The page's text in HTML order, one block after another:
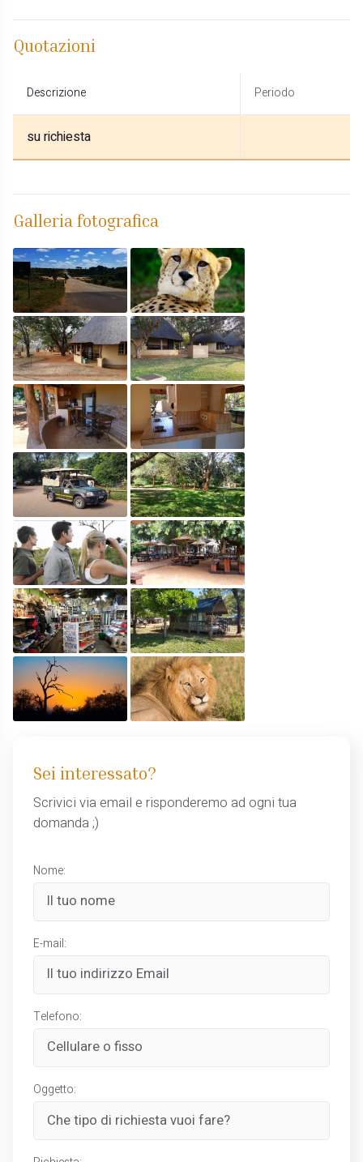
Quotazioni
Descrizione Periodo
su richiesta
Galleria fotografica
Sei interessato?
Scrivici via email e risponderemo ad ogni tua
domanda ;)
Nome:
E-mail:
Telefono:
Oggetto: